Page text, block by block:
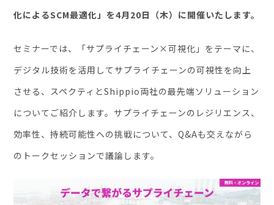
ニュース
会社概要
パートナー
採用情報
お問い合わせ
お役立ち資料
化によるSCM最適化」を4月20日（木）に開催いたします。
セミナーでは、「サプライチェーン×可視化」をテーマに、
デジタル技術を活用してサプライチェーンの可視性を向上
させる、スペクティとShippio両社の最先端ソリューション
についてご紹介します。サプライチェーンのレジリエンス、
効率性、持続可能性への挑戦について、Q&Aも交えながら
のトークセッションで議論します。